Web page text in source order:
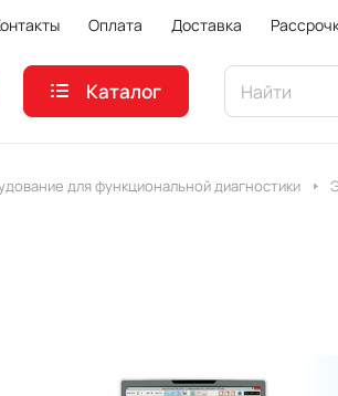
Оплата Доставка
Каталог
для функциональной диагностики